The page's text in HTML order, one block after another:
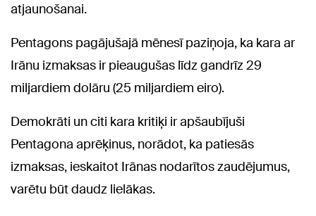
atjaunošanai.
Pentagons pagājušajā mēnesī paziņoja, ka kara ar
Irānu izmaksas ir pieaugušas līdz gandrīz 29
miljardiem dolāru (25 miljardiem eiro).
Demokrāti un citi kara kritiķi ir apšaubījuši
Pentagona aprēķinus, norādot, ka patiesās
izmaksas, ieskaitot Irānas nodarītos zaudējumus,
varētu būt daudz lielākas.